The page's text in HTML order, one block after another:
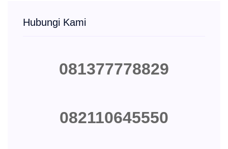
Hubungi Kami
081377778829
082110645550